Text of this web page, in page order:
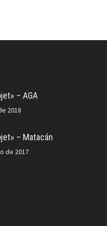
– AGA
2018
– Matacán
de 2017